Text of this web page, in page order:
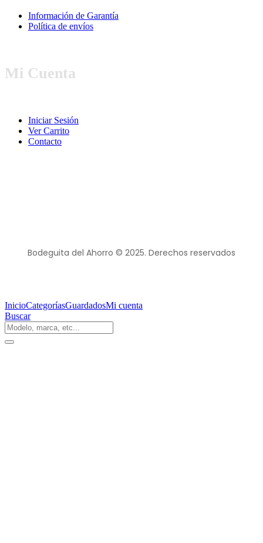
Información de Garantía
Política de envíos
Mi Cuenta
Iniciar Sesión
Ver Carrito
Contacto
Bodeguita del Ahorro © 2025. Derechos reservados
InicioCategoríasGuardadosMi cuenta
Buscar